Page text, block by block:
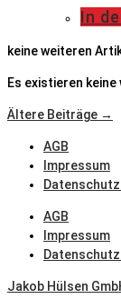
In
keine weiteren
Es existieren
Ältere Beiträge →
AGB
Impressum
AGB
Impressum
Jakob Hülsen